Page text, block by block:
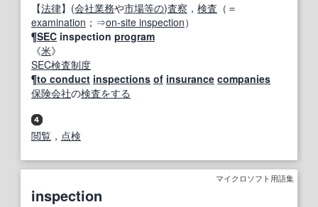
【法律】(会社業務や市場等の)査察 ， 検査 （＝
examination ；⇒on-site inspection）
¶SEC inspection program
《米》
SEC検査制度
¶to conduct inspections of insurance companies
保険会社の検査をする
閲覧 ， 点検
マイクロソフト用語集
inspection